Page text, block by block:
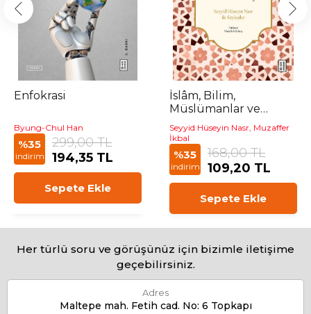
Enfokrasi
Byung-Chul Han
%35
indirim
299,00 TL
194,35 TL
Sepete Ekle
İslâm, Bilim,
Müslümanlar ve
Teknoloji
Seyyid Hüseyin Nasr, Muzaffer
İkbal
%35
indirim
168,00 TL
109,20 TL
Sepete Ekle
Her türlü soru ve görüşünüz için bizimle iletişime
geçebilirsiniz.
Adres
Maltepe mah. Fetih cad. No: 6 Topkapı